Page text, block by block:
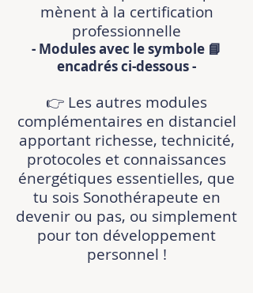
mènent à la certification
professionnelle
- Modules avec le symbole 📘
encadrés ci-dessous -
👉 Les autres modules
complémentaires en distanciel
apportant richesse, technicité,
protocoles et connaissances
énergétiques essentielles, que
tu sois Sonothérapeute en
devenir ou pas, ou simplement
pour ton développement
personnel !